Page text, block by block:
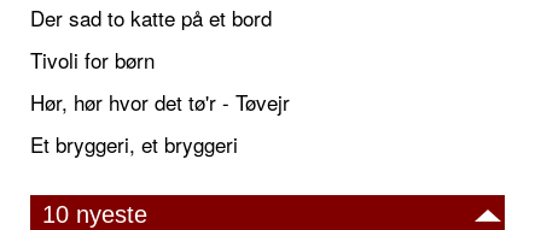
Der sad to katte på et bord
Tivoli for børn
Hør, hør hvor det tø'r - Tøvejr
Et bryggeri, et bryggeri
10 nyeste